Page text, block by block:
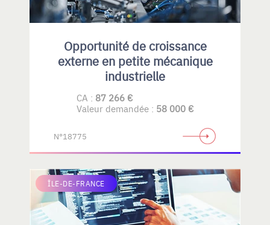
Opportunité de croissance
externe en petite mécanique
industrielle
CA : 87 266 €
Valeur demandée : 58 000 €
N°18775
ÎLE-DE-FRANCE